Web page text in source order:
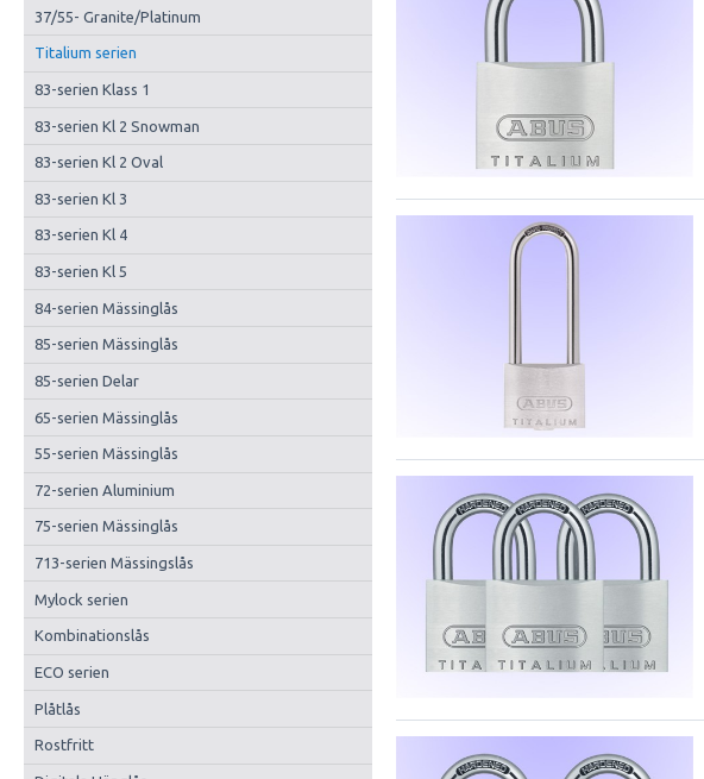
37/55- Granite/Platinum
Titalium serien
83-serien Klass 1
83-serien Kl 2 Snowman
83-serien Kl 2 Oval
83-serien Kl 3
83-serien Kl 4
83-serien Kl 5
84-serien Mässinglås
85-serien Mässinglås
85-serien Delar
65-serien Mässinglås
55-serien Mässinglås
72-serien Aluminium
75-serien Mässinglås
713-serien Mässingslås
Mylock serien
Kombinationslås
ECO serien
Plåtlås
Rostfritt